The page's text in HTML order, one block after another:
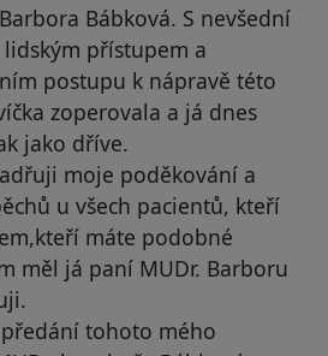
Bábková. S nevšední
přístupem a
postupu k nápravě této
zoperovala a já dnes
jako dříve.
moje poděkování a
u všech pacientů, kteří
máte podobné
měl já paní MUDr. Barboru
tohoto mého